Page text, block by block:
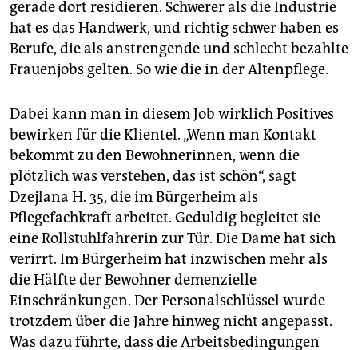
gerade dort residieren. Schwerer als die Industrie
hat es das Handwerk, und richtig schwer haben es
Berufe, die als anstrengende und schlecht bezahlte
Frauenjobs gelten. So wie die in der Altenpflege.
Dabei kann man in diesem Job wirklich Positives
bewirken für die Klientel. „Wenn man Kontakt
bekommt zu den Bewohnerinnen, wenn die
plötzlich was verstehen, das ist schön“, sagt
Dzejlana H. 35, die im Bürgerheim als
Pflegefachkraft arbeitet. Geduldig begleitet sie
eine Rollstuhlfahrerin zur Tür. Die Dame hat sich
verirrt. Im Bürgerheim hat inzwischen mehr als
die Hälfte der Bewohner demenzielle
Einschränkungen. Der Personalschlüssel wurde
trotzdem über die Jahre hinweg nicht angepasst.
Was dazu führte, dass die Arbeitsbedingungen